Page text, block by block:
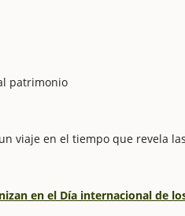
patrimonio
viaje en el tiempo que revela
en el Día internacional de